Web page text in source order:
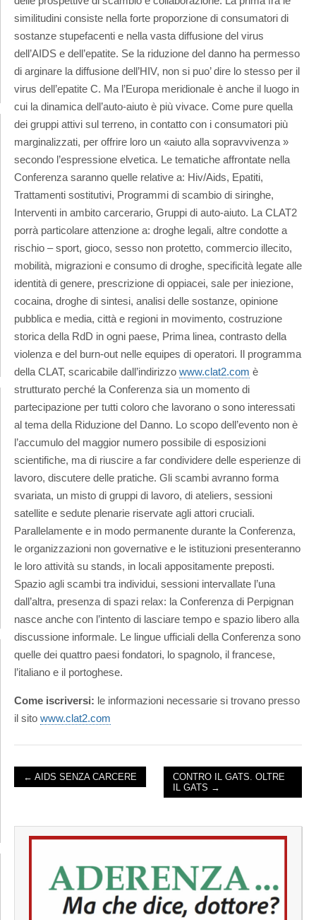
similitudini consiste nella forte proporzione di consumatori di
sostanze stupefacenti e nella vasta diffusione del virus
dell’AIDS e dell’epatite. Se la riduzione del danno ha permesso
di arginare la diffusione dell’HIV, non si puo’ dire lo stesso per il
virus dell’epatite C. Ma l’Europa meridionale è anche il luogo in
cui la dinamica dell’auto-aiuto è più vivace. Come pure quella
dei gruppi attivi sul terreno, in contatto con i consumatori più
marginalizzati, per offrire loro un «aiuto alla sopravvivenza »
secondo l’espressione elvetica. Le tematiche affrontate nella
Conferenza saranno quelle relative a: Hiv/Aids, Epatiti,
Trattamenti sostitutivi, Programmi di scambio di siringhe,
Interventi in ambito carcerario, Gruppi di auto-aiuto. La CLAT2
porrà particolare attenzione a: droghe legali, altre condotte a
rischio – sport, gioco, sesso non protetto, commercio illecito,
mobilità, migrazioni e consumo di droghe, specificità legate alle
identità di genere, prescrizione di oppiacei, sale per iniezione,
cocaina, droghe di sintesi, analisi delle sostanze, opinione
pubblica e media, città e regioni in movimento, costruzione
storica della RdD in ogni paese, Prima linea, contrasto della
violenza e del burn-out nelle equipes di operatori. Il programma
della CLAT, scaricabile dall’indirizzo www.clat2.com è
strutturato perché la Conferenza sia un momento di
partecipazione per tutti coloro che lavorano o sono interessati
al tema della Riduzione del Danno. Lo scopo dell’evento non è
l’accumulo del maggior numero possibile di esposizioni
scientifiche, ma di riuscire a far condividere delle esperienze di
lavoro, discutere delle pratiche. Gli scambi avranno forma
svariata, un misto di gruppi di lavoro, di ateliers, sessioni
satellite e sedute plenarie riservate agli attori cruciali.
Parallelamente e in modo permanente durante la Conferenza,
le organizzazioni non governative e le istituzioni presenteranno
le loro attività su stands, in locali appositamente preposti.
Spazio agli scambi tra individui, sessioni intervallate l’una
dall’altra, presenza di spazi relax: la Conferenza di Perpignan
nasce anche con l’intento di lasciare tempo e spazio libero alla
discussione informale. Le lingue ufficiali della Conferenza sono
quelle dei quattro paesi fondatori, lo spagnolo, il francese,
l’italiano e il portoghese.
Come iscriversi: le informazioni necessarie si trovano presso
il sito www.clat2.com
← AIDS SENZA CARCERE
CONTRO IL GATS. OLTRE
IL GATS →